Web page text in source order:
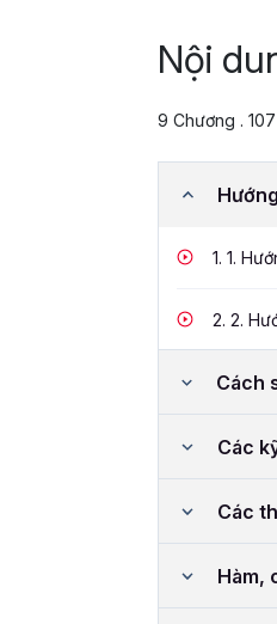
Nội
9 Chương .
1. 1.
2. 2.
Cách
Các
Các
Hàm,